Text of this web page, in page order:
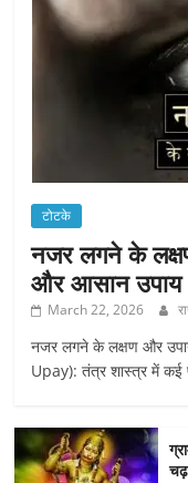
टोटके
नजर लगने के
और आसान उपाय
March 22, 2026
नजर लगने के लक्षण और
Upay): तंत्र शास्त्र में कई